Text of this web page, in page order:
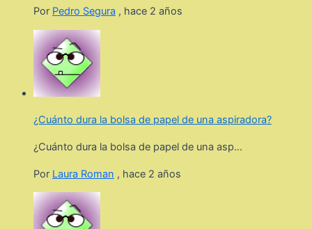
Por Pedro Segura , hace 2 años
¿Cuánto dura la bolsa de papel de una aspiradora?
¿Cuánto dura la bolsa de papel de una asp...
Por Laura Roman , hace 2 años